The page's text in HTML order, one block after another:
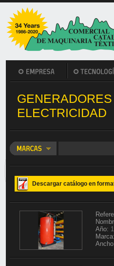
ELECTRICIDAD
Descargar catálogo en
Año:
Marca: